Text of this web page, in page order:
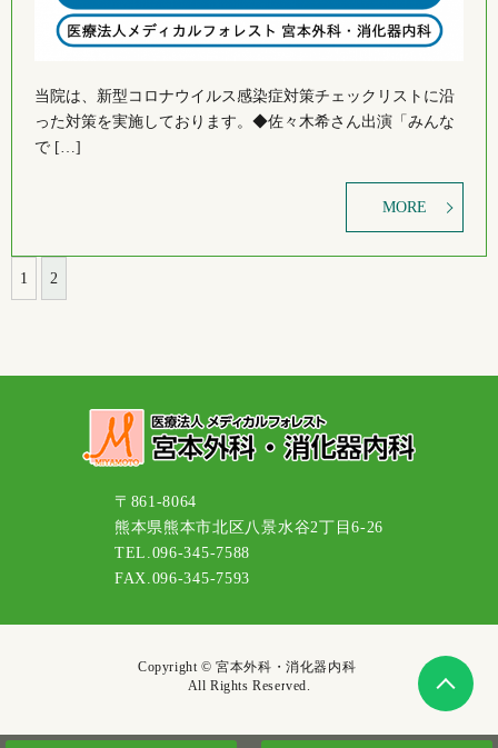
当院は、新型コロナウイルス感染症対策チェックリストに沿
った対策を実施しております。◆佐々木希さん出演「みんな
で […]
MORE
1 2
〒861-8064
熊本県熊本市北区八景水谷2丁目6-26
TEL.096-345-7588
FAX.096-345-7593
Copyright © 宮本外科・消化器内科
All Rights Reserved.